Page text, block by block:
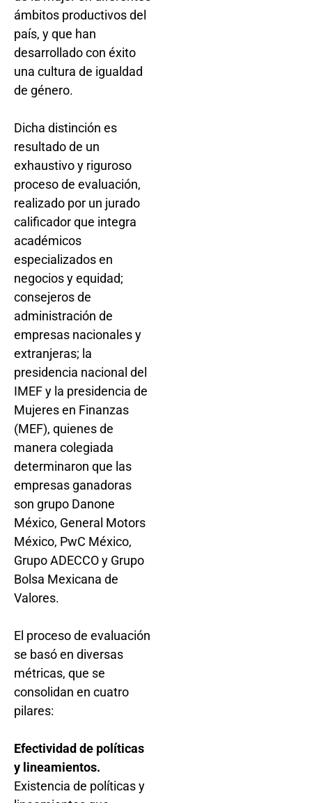
ámbitos productivos del
país, y que han
desarrollado con éxito
una cultura de igualdad
de género.
Dicha distinción es
resultado de un
exhaustivo y riguroso
proceso de evaluación,
realizado por un jurado
calificador que integra
académicos
especializados en
negocios y equidad;
consejeros de
administración de
empresas nacionales y
extranjeras; la
presidencia nacional del
IMEF y la presidencia de
Mujeres en Finanzas
(MEF), quienes de
manera colegiada
determinaron que las
empresas ganadoras
son grupo Danone
México, General Motors
México, PwC México,
Grupo ADECCO y Grupo
Bolsa Mexicana de
Valores.
El proceso de evaluación
se basó en diversas
métricas, que se
consolidan en cuatro
pilares:
Efectividad de políticas
y lineamientos.
Existencia de políticas y